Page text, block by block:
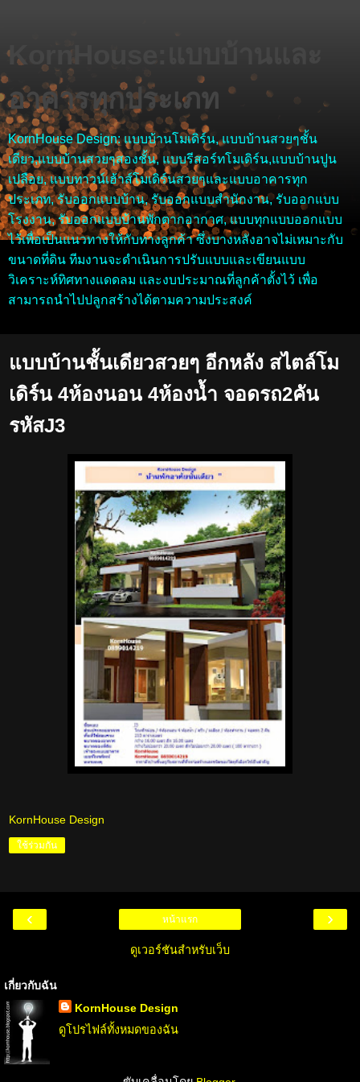
KornHouse:แบบบ้านและ
อาคารทุกประเภท
KornHouse Design: แบบบ้านโมเดิร์น, แบบบ้านสวยๆชั้น
เดียว,แบบบ้านสวยๆสองชั้น, แบบรีสอร์ทโมเดิร์น,แบบบ้านปูน
เปลือย, แบบทาวน์เฮ้าส์โมเดิร์นสวยๆและแบบอาคารทุก
ประเภท, รับออกแบบบ้าน, รับออกแบบสำนักงาน, รับออกแบบ
โรงงาน, รับออกแบบบ้านพักตากอากาศ, แบบทุกแบบออกแบบ
ไว้เพื่อเป็นแนวทางให้กับทางลูกค้า ซึ่งบางหลังอาจไม่เหมาะกับ
ขนาดที่ดิน ทีมงานจะดำเนินการปรับแบบและเขียนแบบ
วิเคราะห์ทิศทางแดดลม และงบประมาณที่ลูกค้าตั้งไว้ เพื่อ
สามารถนำไปปลูกสร้างได้ตามความประสงค์
แบบบ้านชั้นเดียวสวยๆ อีกหลัง สไตล์โม
เดิร์น 4ห้องนอน 4ห้องน้ำ จอดรถ2คัน
รหัสJ3
KornHouse Design
ใช้ร่วมกัน
‹ ›
หน้าแรก
ดูเวอร์ชันสำหรับเว็บ
เกี่ยวกับฉัน
KornHouse Design
ดูโปรไฟล์ทั้งหมดของฉัน